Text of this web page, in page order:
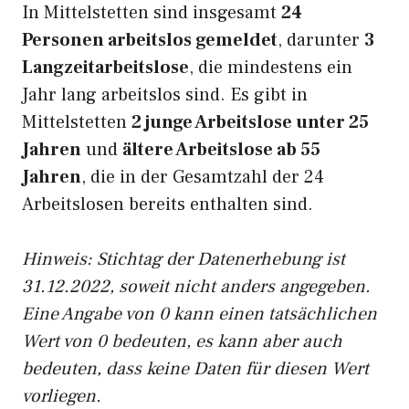
In Mittelstetten sind insgesamt 24
Personen arbeitslos gemeldet, darunter 3
Langzeitarbeitslose, die mindestens ein
Jahr lang arbeitslos sind. Es gibt in
Mittelstetten2 junge Arbeitslose unter 25
Jahrenund ältere Arbeitslose ab 55
Jahren, die in der Gesamtzahl der 24
Arbeitslosen bereits enthalten sind.
Hinweis: Stichtag der Datenerhebung ist
31.12.2022, soweit nicht anders angegeben.
Eine Angabe von 0 kann einen tatsächlichen
Wert von 0 bedeuten, es kann aber auch
bedeuten, dass keine Daten für diesen Wert
vorliegen.